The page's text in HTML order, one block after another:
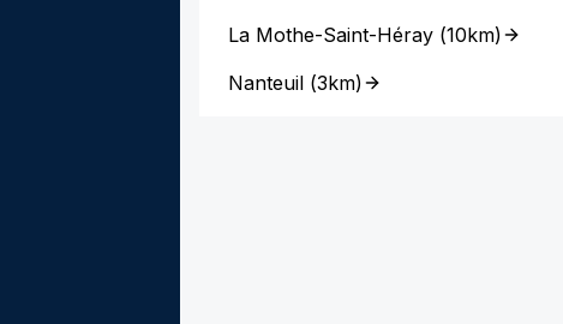
La Mothe-Saint-Héray (10km)
Nanteuil (3km)